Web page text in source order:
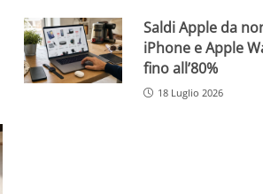
Saldi Apple da
iPhone e Apple
fino all’80%
18 Luglio 2026